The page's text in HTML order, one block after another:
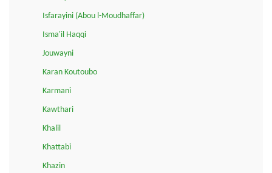
Isfarayini (Abou l-Moudhaffar)
Isma'il Haqqi
Jouwayni
Karan Koutoubo
Karmani
Kawthari
Khalil
Khattabi
Khazin